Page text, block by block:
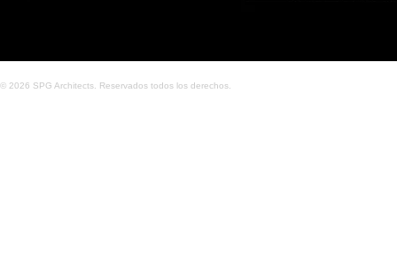
© 2026 SPG Architects. Reservados todos los derechos.